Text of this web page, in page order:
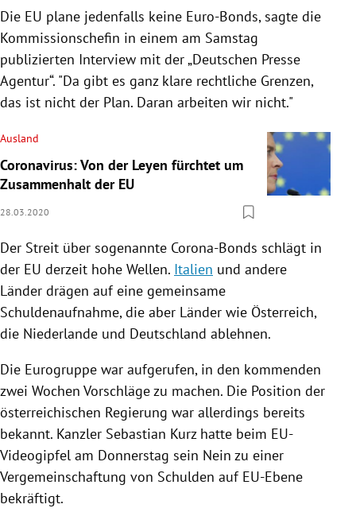
Die EU plane jedenfalls keine Euro-Bonds, sagte die
Kommissionschefin in einem am Samstag
publizierten Interview mit der „Deutschen Presse
Agentur“. "Da gibt es ganz klare rechtliche Grenzen,
das ist nicht der Plan. Daran arbeiten wir nicht."
Ausland
Coronavirus: Von der Leyen fürchtet um
Zusammenhalt der EU
28.03.2020
Der Streit über sogenannte Corona-Bonds schlägt in
der EU derzeit hohe Wellen. Italien und andere
Länder drägen auf eine gemeinsame
Schuldenaufnahme, die aber Länder wie Österreich,
die Niederlande und Deutschland ablehnen.
Die Eurogruppe war aufgerufen, in den kommenden
zwei Wochen Vorschläge zu machen. Die Position der
österreichischen Regierung war allerdings bereits
bekannt. Kanzler Sebastian Kurzhatte beim EU-
Videogipfel am Donnerstag sein Nein zu einer
Vergemeinschaftung von Schulden auf EU-Ebene
bekräftigt.